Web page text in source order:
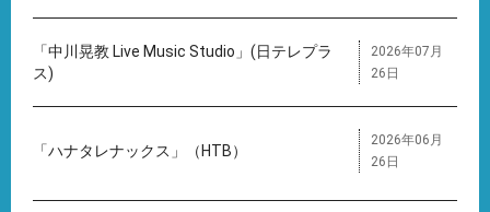
「中川晃教 Live Music Studio」(日テレプラ
ス)
2026年07月
26日
「ハナタレナックス」（HTB）
2026年06月
26日